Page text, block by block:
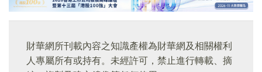
財華網所刊載內容之知識產權為財華網及相關權利
人專屬所有或持有。未經許可，禁止進行轉載、摘